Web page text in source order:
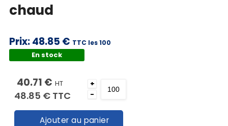
chaud
Prix:48.85 € TTC les 100
En stock
40.71 € HT
48.85 € TTC
+
-
Ajouter au panier